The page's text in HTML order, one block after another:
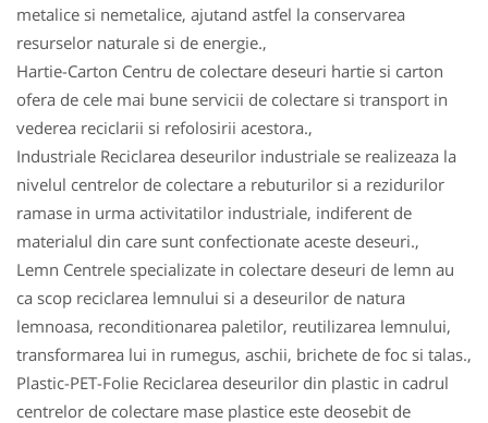
metalice si nemetalice, ajutand astfel la conservarea
resurselor naturale si de energie.,
Hartie-Carton Centru de colectare deseuri hartie si carton
ofera de cele mai bune servicii de colectare si transport in
vederea reciclarii si refolosirii acestora.,
Industriale Reciclarea deseurilor industriale se realizeaza la
nivelul centrelor de colectare a rebuturilor si a rezidurilor
ramase in urma activitatilor industriale, indiferent de
materialul din care sunt confectionate aceste deseuri.,
Lemn Centrele specializate in colectare deseuri de lemn au
ca scop reciclarea lemnului si a deseurilor de natura
lemnoasa, reconditionarea paletilor, reutilizarea lemnului,
transformarea lui in rumegus, aschii, brichete de foc si talas.,
Plastic-PET-Folie Reciclarea deseurilor din plastic in cadrul
centrelor de colectare mase plastice este deosebit de